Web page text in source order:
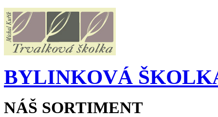
BYLINKOVÁ
NÁŠ SORTIMENT